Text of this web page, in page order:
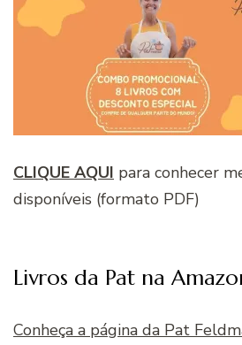
CLIQUE AQUI para conhecer
disponíveis (formato PDF)
Livros da Pat na
Conheça a página da Pat